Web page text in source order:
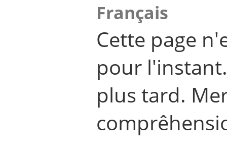
Français
Cette page
pour
plus tard.